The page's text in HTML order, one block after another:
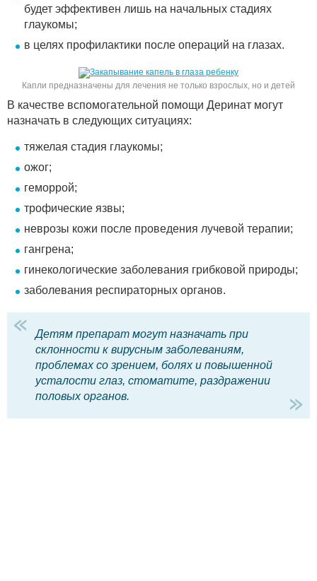
будет эффективен лишь на начальных стадиях
глаукомы;
в целях профилактики после операций на глазах.
Капли предназначены для лечения не только взрослых, но и детей
В качестве вспомогательной помощи Деринат могут
назначать в следующих ситуациях:
тяжелая стадия глаукомы;
ожог;
геморрой;
трофические язвы;
неврозы кожи после проведения лучевой терапии;
гангрена;
гинекологические заболевания грибковой природы;
заболевания респираторных органов.
Детям препарат могут назначать при
склонности к вирусным заболеваниям,
проблемах со зрением, болях и повышенной
усталости глаз, стоматите, раздражении
половых органов.